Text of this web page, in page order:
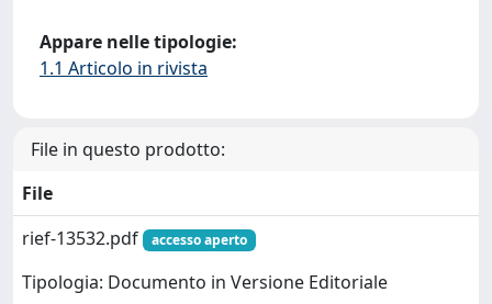
Appare nelle tipologie:
1.1 Articolo in rivista
File in questo prodotto:
File
rief-13532.pdf
accesso aperto
Tipologia: Documento in Versione Editoriale